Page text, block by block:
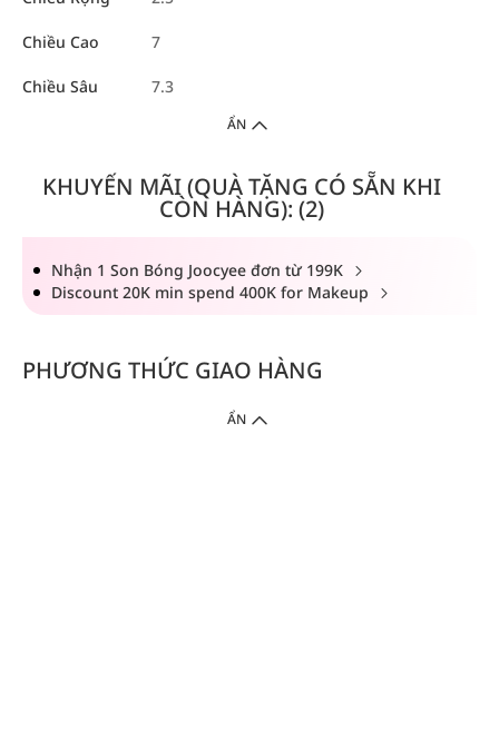
Chiều Cao 7
Chiều Sâu 7.3
ẨN
KHUYẾN MÃI (QUÀ TẶNG CÓ SẴN KHI
CÒN HÀNG): (2)
Nhận 1 Son Bóng Joocyee đơn từ 199K
Discount 20K min spend 400K for Makeup
PHƯƠNG THỨC GIAO HÀNG
ẨN